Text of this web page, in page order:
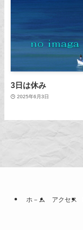
3日は休み
2025年6月3日
ホ－ム アクセス